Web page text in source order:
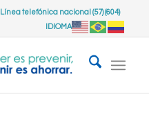
Línea telefónica nacional (57) (604)
IDIOMA